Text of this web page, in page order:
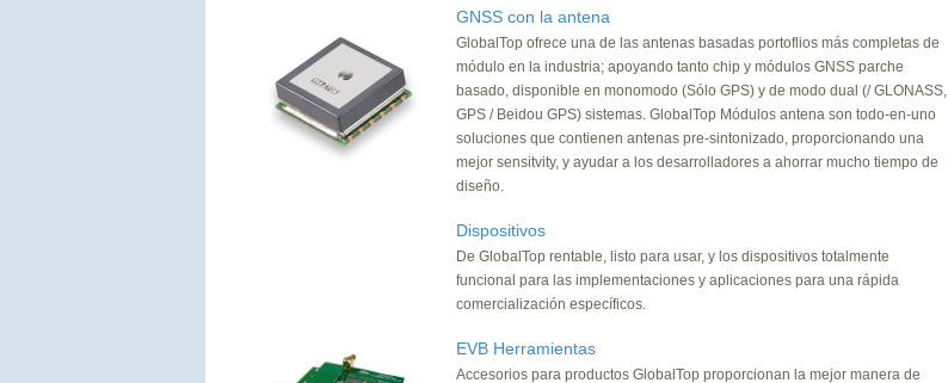
GNSS con la antena
GlobalTop ofrece una de las antenas basadas portoflios más completas de
módulo en la industria; apoyando tanto chip y módulos GNSS parche
basado, disponible en monomodo (Sólo GPS) y de modo dual (/ GLONASS,
GPS / Beidou GPS) sistemas. GlobalTop Módulos antena son todo-en-uno
soluciones que contienen antenas pre-sintonizado, proporcionando una
mejor sensitvity, y ayudar a los desarrolladores a ahorrar mucho tiempo de
diseño.
Dispositivos
De GlobalTop rentable, listo para usar, y los dispositivos totalmente
funcional para las implementaciones y aplicaciones para una rápida
comercialización específicos.
EVB Herramientas
Accesorios para productos GlobalTop proporcionan la mejor manera de